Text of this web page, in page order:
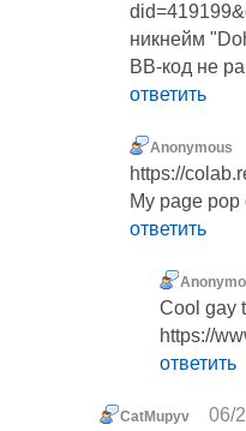
никнейм
BB-код не
ответить
Anonymous
https://
My page pop
ответить
Cool gay
https://
ответить
CatMupyv
06/